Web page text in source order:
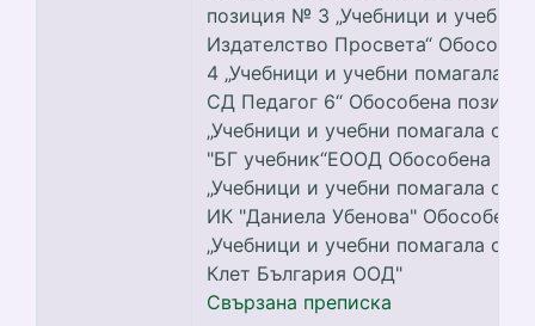
позиция № 3 „Учебници и учебни
Издателство Просвета“
4 „Учебници и учебни помагала
СД Педагог 6“ Обособена
„Учебници и учебни помагала от
"БГ учебник“ЕООД Обособена
„Учебници и учебни помагала от
ИК "Даниела Убенова"
„Учебници и учебни помагала от
Клет България ООД"
Свързана преписка